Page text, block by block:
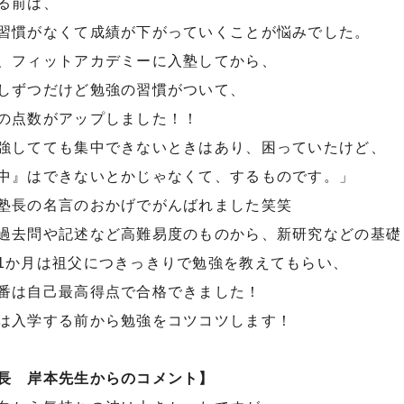
前は、
慣がなくて成績が下がっていくことが悩みでした。
フィットアカデミーに入塾してから、
ずつだけど勉強の習慣がついて、
点数がアップしました！！
してても集中できないときはあり、困っていたけど、
』はできないとかじゃなくて、するものです。」
長の名言のおかげでがんばれました笑笑
去問や記述など高難易度のものから、新研究などの基礎
か月は祖父につきっきりで勉強を教えてもらい、
は自己最高得点で合格できました！
入学する前から勉強をコツコツします！
岸本先生からのコメント】